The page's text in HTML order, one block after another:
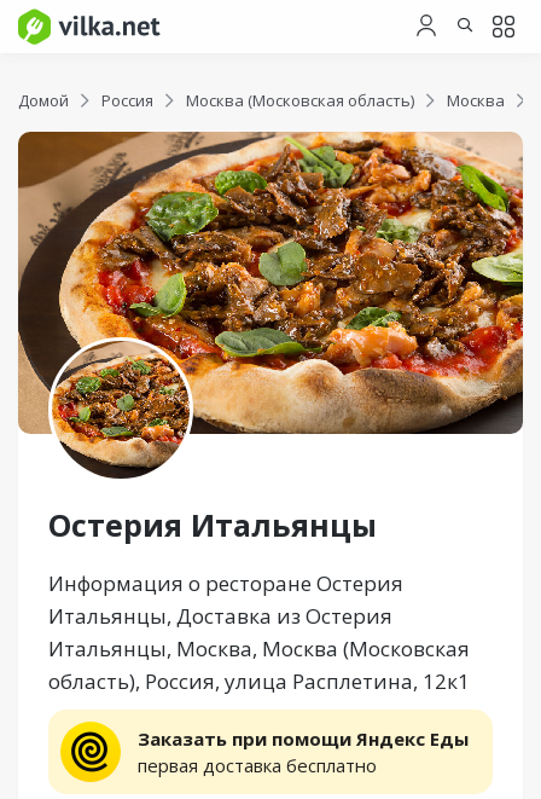
Домой Россия Москва (Московская область) Москва
Остерия Итальянцы
Информация о ресторане Остерия
Итальянцы, Доставка из Остерия
Итальянцы, Москва, Москва (Московская
область), Россия, улица Расплетина, 12к1
Заказать при помощи Яндекс Еды
первая доставка бесплатно